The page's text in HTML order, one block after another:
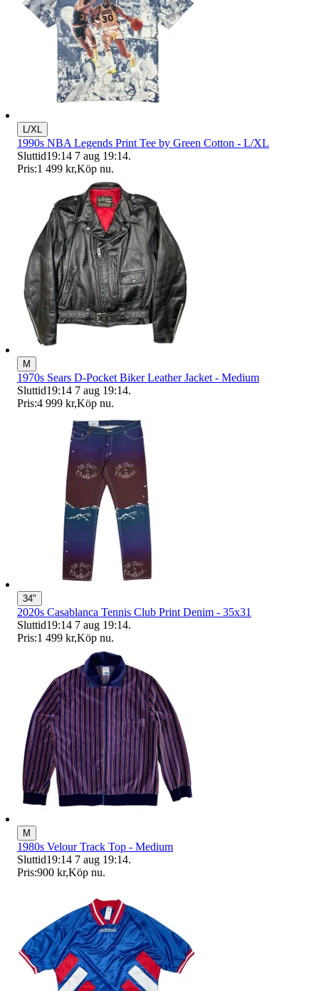
L/XL
1990s NBA Legends Print Tee by Green Cotton - L/XL
Sluttid19:14 7 aug 19:14.
Pris:1 499 kr,Köp nu.
M
1970s Sears D-Pocket Biker Leather Jacket - Medium
Sluttid19:14 7 aug 19:14.
Pris:4 999 kr,Köp nu.
34"
2020s Casablanca Tennis Club Print Denim - 35x31
Sluttid19:14 7 aug 19:14.
Pris:1 499 kr,Köp nu.
M
1980s Velour Track Top - Medium
Sluttid19:14 7 aug 19:14.
Pris:900 kr,Köp nu.